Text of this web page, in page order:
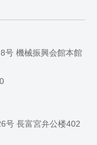
機械振興会館本館
号 長富宮弁公楼402